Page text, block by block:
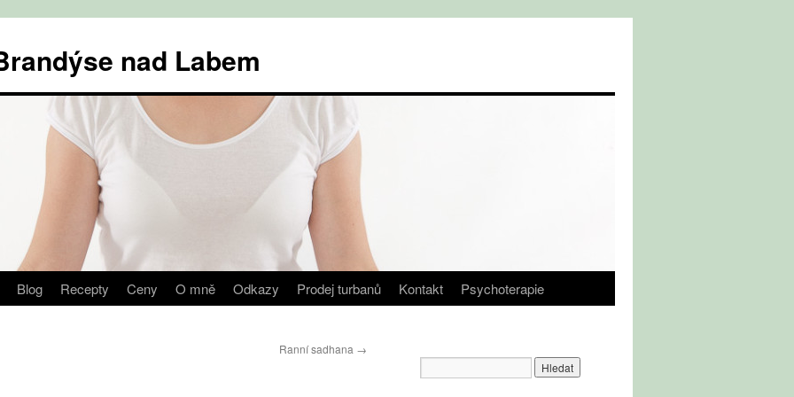
nad Labem
Blog Recepty Ceny O mně Odkazy Prodej turbanů Kontakt Psychoterapie
Ranní sadhana →